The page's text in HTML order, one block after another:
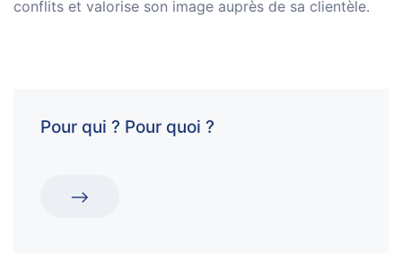
conflits et valorise son image auprès de sa clientèle.
Pour qui ? Pour quoi ?